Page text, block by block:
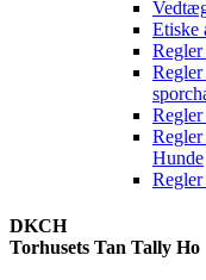
Etiske
Hunde
DKCH
Torhusets Tan Tally Ho